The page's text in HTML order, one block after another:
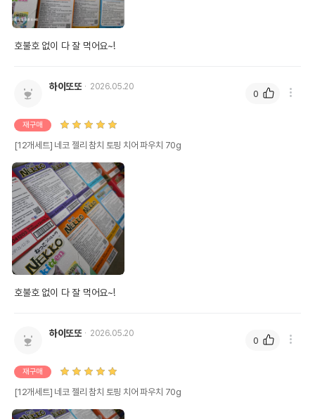
호불호 없이 다 잘 먹어요~!
하이또또 2026.05.20
재구매
[12개세트] 네코 젤리 참치 토핑 치어 파우치 70g
호불호 없이 다 잘 먹어요~!
0
하이또또 2026.05.20
재구매
[12개세트] 네코 젤리 참치 토핑 치어 파우치 70g
0